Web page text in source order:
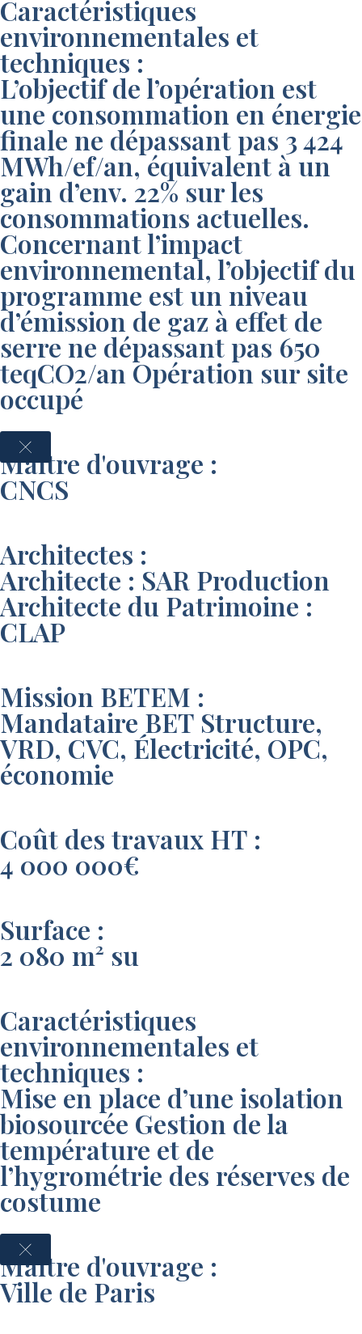
Caractéristiques
environnementales et
techniques :
L’objectif de l’opération est
une consommation en énergie
finale ne dépassant pas 3 424
MWh/ef/an, équivalent à un
gain d’env. 22% sur les
consommations actuelles.
Concernant l’impact
environnemental, l’objectif du
programme est un niveau
d’émission de gaz à effet de
serre ne dépassant pas 650
teqCO2/an Opération sur site
occupé
Maître d'ouvrage :
CNCS
Architectes :
Architecte : SAR Production
Architecte du Patrimoine :
CLAP
Mission BETEM :
Mandataire BET Structure,
VRD, CVC, Électricité, OPC,
économie
Coût des travaux HT :
4 000 000€
Surface :
2 080 m² su
Caractéristiques
environnementales et
techniques :
Mise en place d’une isolation
biosourcée Gestion de la
température et de
l’hygrométrie des réserves de
costume
Maître d'ouvrage :
Ville de Paris